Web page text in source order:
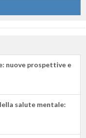
nuove prospettive e
salute mentale: